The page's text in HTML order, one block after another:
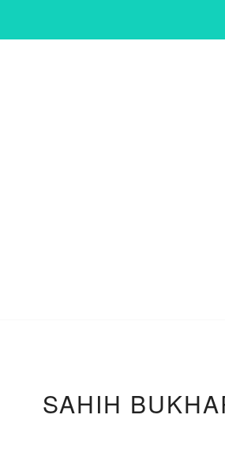
SAHIH